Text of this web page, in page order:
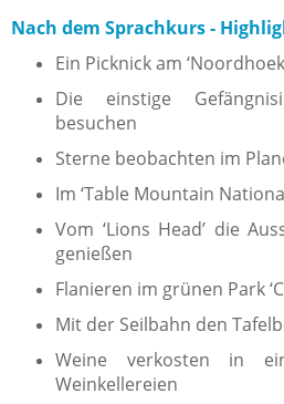
Nach dem Sprachkurs -
Ein Picknick am
Die einstige
besuchen
Sterne beobachten im
Im ‘Table Mountain
Vom ‘Lions Head’ die
genießen
Flanieren im grünen Park‘
Mit der Seilbahn den
Weine verkosten in
Weinkellereien